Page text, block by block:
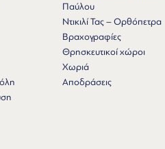
Παύλου
Ντικιλί Τας – Ορθόπετρα
Βραχογραφίες
Θρησκευτικοί χώροι
Χωριά
Αποδράσεις